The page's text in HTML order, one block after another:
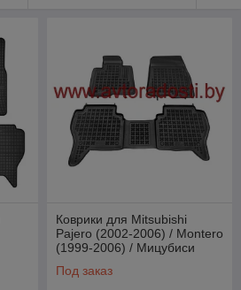
Коврики для Mitsubishi
Pajero (2002-2006) / Montero
(1999-2006) / Мицубиси
Под заказ